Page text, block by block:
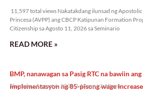
11,597 total views Nakatakdang ilunsad ng
Princesa (AVPP) ang CBCP Katipunan Formation
Citizenship sa Agosto 11, 2026 sa Seminario
READ MORE »
BMP, nanawagan sa Pasig RTC na bawiin
implementasyon ng 85-pisong wage increase
Thursday, August 6, 2026 2:18 pm 2:18 pm